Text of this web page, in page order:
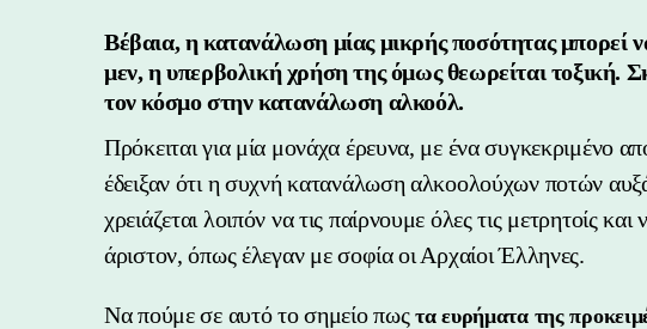
Βέβαια, η κατανάλωση μίας μικρής ποσότητας μπορεί
μεν, η υπερβολική χρήση της όμως θεωρείται τοξική.
τον κόσμο στην κατανάλωση αλκοόλ.
Πρόκειται για μία μονάχα έρευνα, με ένα συγκεκριμένο
έδειξαν ότι η συχνή κατανάλωση αλκοολούχων ποτών
χρειάζεται λοιπόν να τις παίρνουμε όλες τις μετρητοίς
άριστον, όπως έλεγαν με σοφία οι Αρχαίοι Έλληνες.
Να πούμε σε αυτό το σημείο πωςτα ευρήματα της